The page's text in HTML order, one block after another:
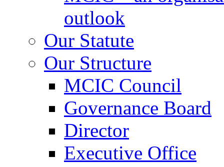
outlook
Our Statute
Our Structure
MCIC Council
Governance Board
Director
Executive Office